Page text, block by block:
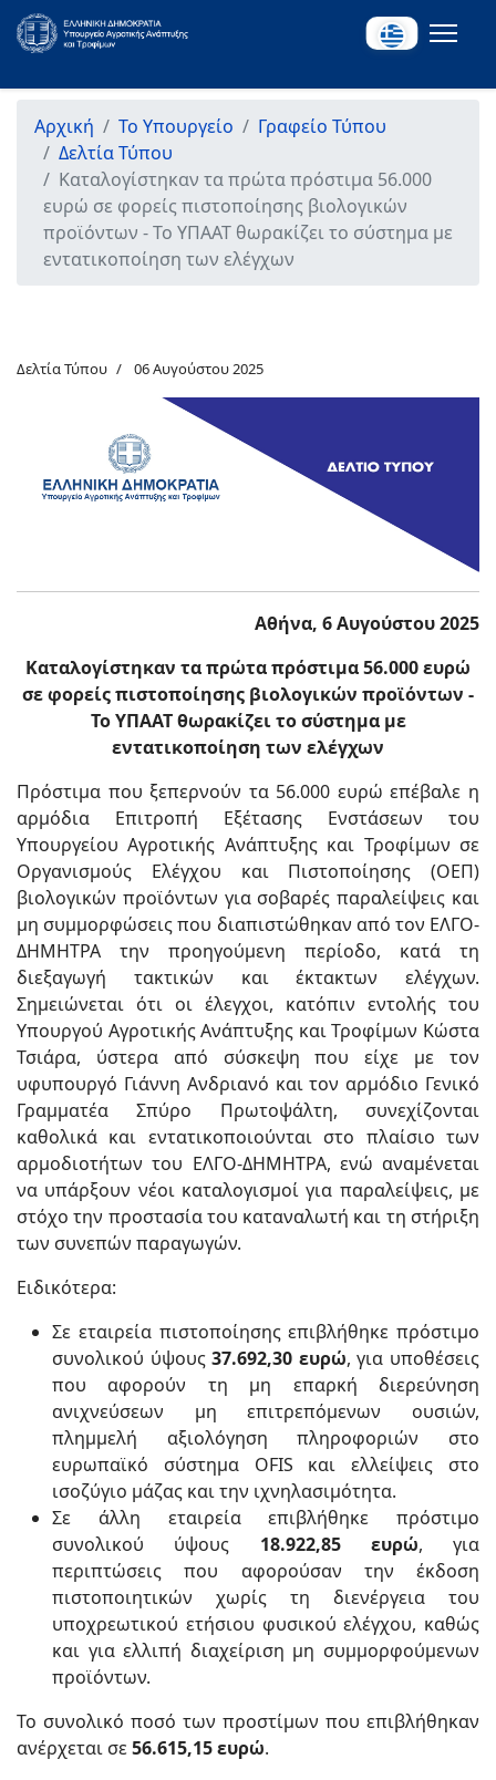
Αρχική Το Υπουργείο
Γραφείο Τύπου
Δελτία Τύπου
Καταλογίστηκαν τα πρώτα πρόστιμα 56.000
ευρώ σε φορείς πιστοποίησης βιολογικών
προϊόντων - Το ΥΠΑΑΤ θωρακίζει το σύστημα με
εντατικοποίηση των ελέγχων
Δελτία Τύπου 06 Αυγούστου 2025
Αθήνα, 6 Αυγούστου 2025
Καταλογίστηκαν τα πρώτα πρόστιμα 56.000 ευρώ
σε φορείς πιστοποίησης βιολογικών προϊόντων -
Το ΥΠΑΑΤ θωρακίζει το σύστημα με
εντατικοποίηση των ελέγχων
Πρόστιμα που ξεπερνούν τα 56.000 ευρώ επέβαλε η
αρμόδια Επιτροπή Εξέτασης Ενστάσεων του
Υπουργείου Αγροτικής Ανάπτυξης και Τροφίμων σε
Οργανισμούς Ελέγχου και Πιστοποίησης (ΟΕΠ)
βιολογικών προϊόντων για σοβαρές παραλείψεις και
μη συμμορφώσεις που διαπιστώθηκαν από τον ΕΛΓΟ-
ΔΗΜΗΤΡΑ την προηγούμενη περίοδο, κατά τη
διεξαγωγή τακτικών και έκτακτων ελέγχων.
Σημειώνεται ότι οι έλεγχοι, κατόπιν εντολής του
Υπουργού Αγροτικής Ανάπτυξης και Τροφίμων Κώστα
Τσιάρα, ύστερα από σύσκεψη που είχε με τον
υφυπουργό Γιάννη Ανδριανό και τον αρμόδιο Γενικό
Γραμματέα Σπύρο Πρωτοψάλτη, συνεχίζονται
καθολικά και εντατικοποιούνται στο πλαίσιο των
αρμοδιοτήτων του ΕΛΓΟ-ΔΗΜΗΤΡΑ, ενώ αναμένεται
να υπάρξουν νέοι καταλογισμοί για παραλείψεις, με
στόχο την προστασία του καταναλωτή και τη στήριξη
των συνεπών παραγωγών.
Ειδικότερα:
Σε εταιρεία πιστοποίησης επιβλήθηκε πρόστιμο
συνολικού ύψους37.692,30 ευρώ, για υποθέσεις
που αφορούν τη μη επαρκή διερεύνηση
ανιχνεύσεων μη επιτρεπόμενων ουσιών,
πλημμελή αξιολόγηση πληροφοριών στο
ευρωπαϊκό σύστημα OFIS και ελλείψεις στο
ισοζύγιο μάζας και την ιχνηλασιμότητα.
Σε άλλη εταιρεία επιβλήθηκε πρόστιμο
συνολικού ύψους 18.922,85 ευρώ, για
περιπτώσεις που αφορούσαν την έκδοση
πιστοποιητικών χωρίς τη διενέργεια του
υποχρεωτικού ετήσιου φυσικού ελέγχου, καθώς
και για ελλιπή διαχείριση μη συμμορφούμενων
προϊόντων.
Το συνολικό ποσό των προστίμων που επιβλήθηκαν
ανέρχεται σε56.615,15 ευρώ.